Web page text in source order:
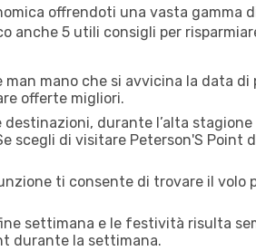
offrendoti una vasta gamma
anche 5 utili consigli per
mano che si avvicina la data
offerte migliori.
destinazioni, durante l’alta
scegli di visitare Peterson'S Point
ti consente di trovare il volo
settimana e le festività risulta
durante la settimana.